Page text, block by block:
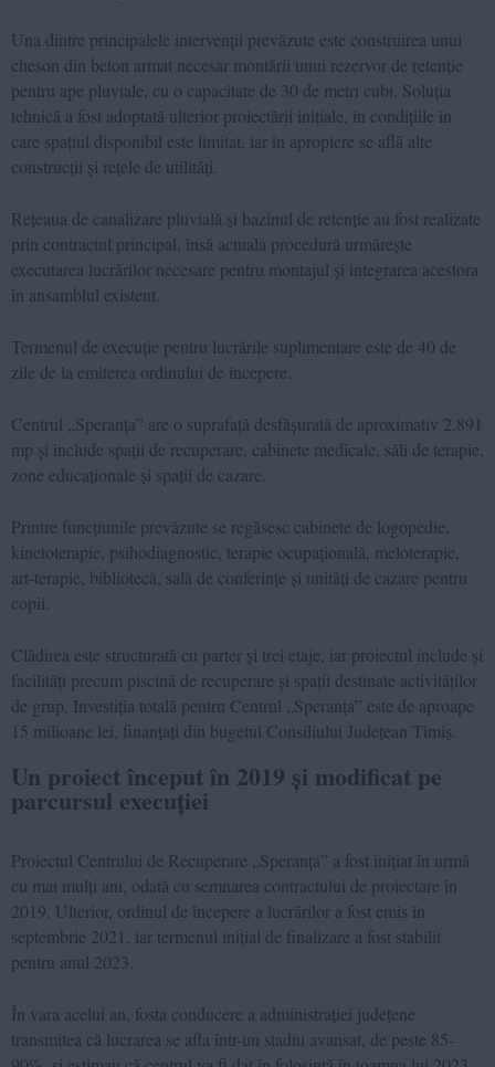
Una dintre principalele intervenții prevăzute este construirea unui
cheson din beton armat necesar montării unui rezervor de retenție
pentru ape pluviale, cu o capacitate de 30 de metri cubi. Soluția
tehnică a fost adoptată ulterior proiectării inițiale, în condițiile în
care spațiul disponibil este limitat, iar în apropiere se află alte
construcții și rețele de utilități.
Rețeaua de canalizare pluvială și bazinul de retenție au fost realizate
prin contractul principal, însă actuala procedură urmărește
executarea lucrărilor necesare pentru montajul și integrarea acestora
în ansamblul existent.
Termenul de execuție pentru lucrările suplimentare este de 40 de
zile de la emiterea ordinului de începere.
Centrul „Speranța” are o suprafață desfășurată de aproximativ 2.891
mp și include spații de recuperare, cabinete medicale, săli de terapie,
zone educaționale și spații de cazare.
Printre funcțiunile prevăzute se regăsesc cabinete de logopedie,
kinetoterapie, psihodiagnostic, terapie ocupațională, meloterapie,
art-terapie, bibliotecă, sală de conferințe și unități de cazare pentru
copii.
Clădirea este structurată cu parter și trei etaje, iar proiectul include și
facilități precum piscină de recuperare și spații destinate activităților
de grup. Investiția totală pentru Centrul „Speranța” este de aproape
15 milioane lei, finanțați din bugetul Consiliului Județean Timiș.
Un proiect început în 2019 și modificat pe
parcursul execuției
Proiectul Centrului de Recuperare „Speranța” a fost inițiat în urmă
cu mai mulți ani, odată cu semnarea contractului de proiectare în
2019. Ulterior, ordinul de începere a lucrărilor a fost emis în
septembrie 2021, iar termenul inițial de finalizare a fost stabilit
pentru anul 2023.
În vara acelui an, fosta conducere a administrației județene
transmitea că lucrarea se afla într-un stadiu avansat, de peste 85-